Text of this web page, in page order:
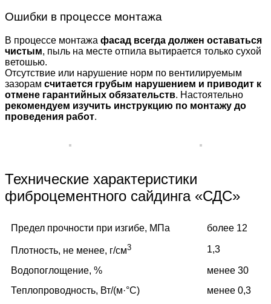
Ошибки в процессе монтажа
В процессе монтажа фасад всегда должен оставаться
чистым, пыль на месте отпила вытирается только сухой
ветошью.
Отсутствие или нарушение норм по вентилируемым
зазорам считается грубым нарушением и приводит к
отмене гарантийных обязательств. Настоятельно
рекомендуем изучить инструкцию по монтажу до
проведения работ.
Технические характеристики
фиброцементного сайдинга «СДС»
Предел прочности при изгибе, МПа более 12
Плотность, не менее, г/см3 1,3
Водопоглощение, %
менее 30
Теплопроводность, Вт/(м·°C)
менее 0,3